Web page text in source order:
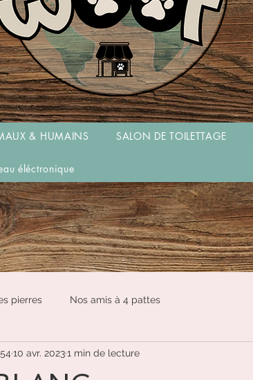
& HUMAINS SALON DE TOILETTAGE
éléctronique
pierres Nos amis à 4 pattes
10 avr. 20231 min de lecture